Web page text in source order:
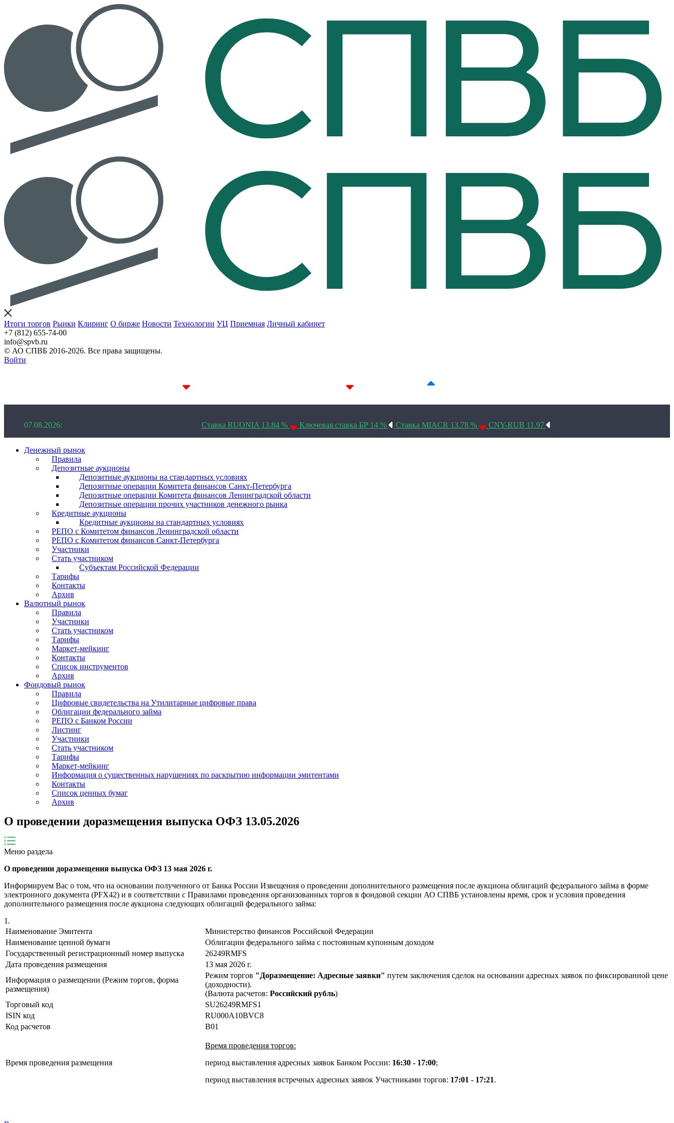
Итоги торгов Рынки Клиринг О бирже Новости Технологии УЦ Приемная Личный кабинет
+7 (812) 655-74-00
info@spvb.ru
© АО СПВБ 2016-2026. Все права защищены.
Войти
1D 14.11% 14D 14.23%
07.08.2026: Ставка RUONIA 13.84 % Ключевая ставка БР 14 % Ставка MIACR 13.78 % CNY-RUB 11.97
Денежный рынок
Правила
Депозитные аукционы
Депозитные аукционы на стандартных условиях
Депозитные операции Комитета финансов Санкт-Петербурга
Депозитные операции Комитета финансов Ленинградской области
Депозитные операции прочих участников денежного рынка
Кредитные аукционы
Кредитные аукционы на стандартных условиях
РЕПО с Комитетом финансов Ленинградской области
РЕПО с Комитетом финансов Санкт-Петербурга
Участники
Стать участником
Субъектам Российской Федерации
Тарифы
Контакты
Архив
Валютный рынок
Правила
Участники
Стать участником
Тарифы
Маркет-мейкинг
Контакты
Список инструментов
Архив
Фондовый рынок
Правила
Цифровые свидетельства на Утилитарные цифровые права
Облигации федерального займа
РЕПО с Банком России
Листинг
Участники
Стать участником
Тарифы
Маркет-мейкинг
Информация о существенных нарушениях по раскрытию информации эмитентами
Контакты
Список ценных бумаг
Архив
О проведении доразмещения выпуска ОФЗ 13.05.2026
Меню раздела
О проведении доразмещения выпуска ОФЗ 13 мая 2026 г.
Информируем Вас о том, что на основании полученного от Банка России Извещения о проведении дополнительного размещения после аукциона облигаций федерального займа в форме
электронного документа (PFX42) и в соответствии с Правилами проведения организованных торгов в фондовой секции АО СПВБ установлены время, срок и условия проведения
дополнительного размещения после аукциона следующих облигаций федерального займа:
1.
Наименование Эмитента
Министерство финансов Российской Федерации
Наименование ценной бумаги
Облигации федерального займа с постоянным купонным доходом
Государственный регистрационный номер выпуска
26249RMFS
Дата проведения размещения
13 мая 2026 г.
Информация о размещении (Режим торгов, форма
размещения)
Режим торгов "Доразмещение: Адресные заявки" путем заключения сделок на основании адресных заявок по фиксированной цене
(доходности).
(Валюта расчетов: Российский рубль)
Торговый код
SU26249RMFS1
ISIN код
RU000A10BVC8
Код расчетов
B01
Время проведения размещения
Время проведения торгов:
период выставления адресных заявок Банком России: 16:30 - 17:00;
период выставления встречных адресных заявок Участниками торгов: 17:01 - 17:21.